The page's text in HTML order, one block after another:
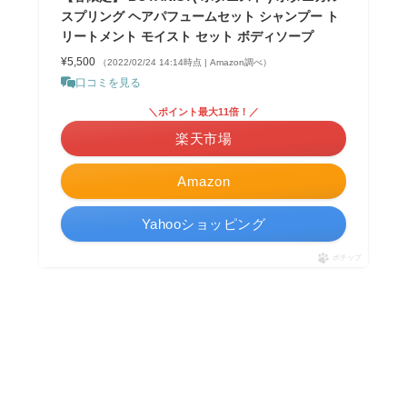
スプリング ヘアパフュームセット シャンプー ト
リートメント モイスト セット ボディソープ
¥5,500 （2022/02/24 14:14時点 | Amazon調べ）
口コミを見る
Amazon
＼ポイント最大11倍！／
楽天市場
Yahooショッピング
ポチップ